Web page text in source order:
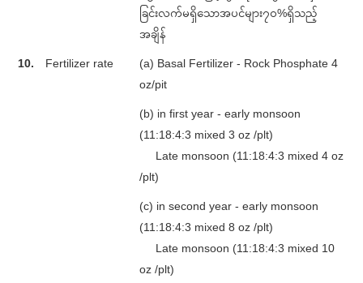
ခြင်းလက်မရှိသောအပင်များ၇၀%ရှိသည့်
အချိန်
10. Fertilizer rate
(a) Basal Fertilizer - Rock Phosphate 4
oz/pit
(b) in first year - early monsoon
(11:18:4:3 mixed 3 oz /plt)
Late monsoon (11:18:4:3 mixed 4 oz
/plt)
(c) in second year - early monsoon
(11:18:4:3 mixed 8 oz /plt)
Late monsoon (11:18:4:3 mixed 10
oz /plt)